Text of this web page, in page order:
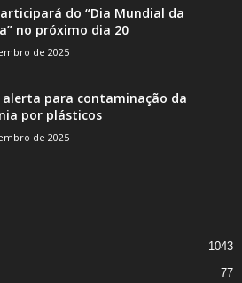
do “Dia Mundial da
no próximo dia 20
de 2025
alerta para contaminação da
por plásticos
de 2025
1043
77